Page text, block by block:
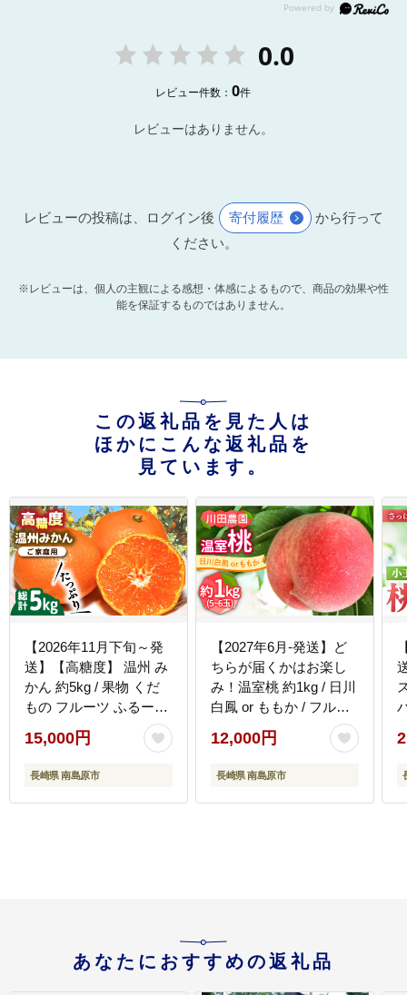
0.0
レビュー件数：0件
レビューはありません。
レビューの投稿は、ログイン後 寄付履歴
から行って
ください。
※レビューは、個人の主観による感想・体感によるもので、商品の効果や性
能を保証するものではありません。
この返礼品を見た人は
ほかにこんな返礼品を
見ています。
【2026年11月下旬～発
送】【高糖度】 温州 み
かん 約5kg / 果物 くだ
もの フルーツ ふるーつ
旬 家庭用 / 南島原市 / 南
島原果物屋 [SCV011]
15,000円
長崎県 南島原市
【2027年6月-発送】ど
ちらが届くかはお楽し
み！温室桃 約1kg / 日川
白鳳 or ももか / フルー
ツ 果物 / 南島原市 / 川田
農園 [SAP002]
12,000円
長崎県 南島原市
あなたにおすすめの返礼品